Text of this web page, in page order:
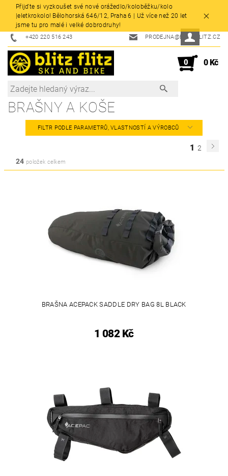
Přijďte si vyzkoušet své nové orážedlo/koloběžku/kolo
|eletkrokolo! Bělohorská 646/12, Praha 6 | Už více než 20 let
jsme tu pro malé i velké dobrodruhy!
+420 220 516 243 PRODEJNA@BLITZFLITZ.CZ
0 0 Kč
BRAŠNY A KOŠE
FILTR PODLE PARAMETRŮ, VLASTNOSTÍ A VÝROBCŮ
1 2
24 položek celkem
BRAŠNA ACEPACK SADDLE DRY BAG 8L BLACK
1 082 Kč